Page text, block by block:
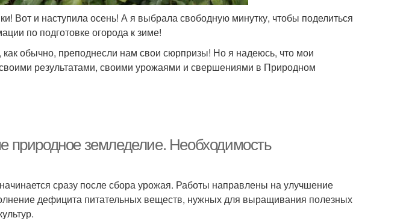
Вот и наступила осень! А я выбрала свободную минутку, чтобы поделиться
по подготовке огорода к зиме!
обычно, преподнесли нам свои сюрпризы! Но я надеюсь, что мои
результатами, своими урожаями и свершениями в Природном
природное земледелие. Необходимость
сразу после сбора урожая. Работы направлены на улучшение
дефицита питательных веществ, нужных для выращивания полезных